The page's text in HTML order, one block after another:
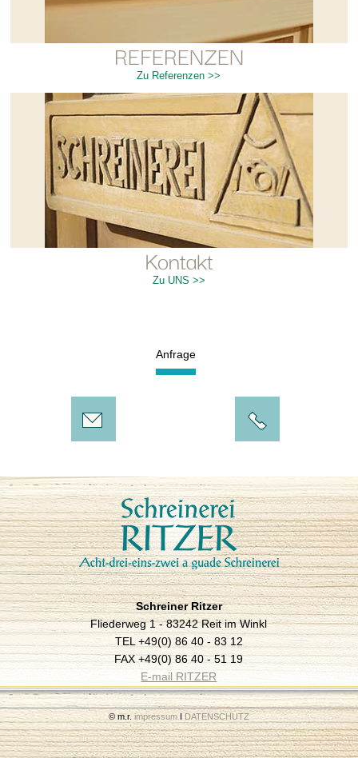
REFERENZEN
Zu Referenzen >>
Kontakt
Zu UNS >>
Anfrage
Schreiner Ritzer
Fliederweg 1 - 83242 Reit im Winkl
TEL +49(0) 86 40 - 83 12
FAX +49(0) 86 40 - 51 19
E-mail RITZER
© m.r.impressum DATENSCHUTZ